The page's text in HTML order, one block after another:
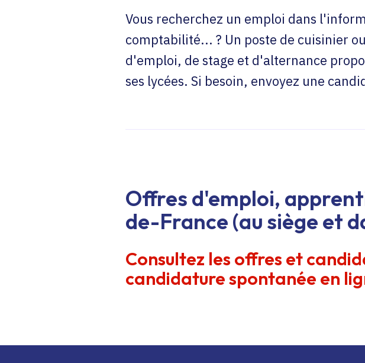
Vous recherchez un emploi dans
comptabilité... ? Un poste de cuisinier
d'emploi, de stage et d'alternance
ses lycées. Si besoin, envoyez une
Offres d'emploi,
de-France (au siège et
Consultez les offres et
candidature spontanée en